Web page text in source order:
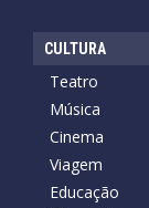
CULTURA
Teatro
Música
Cinema
Viagem
Educação